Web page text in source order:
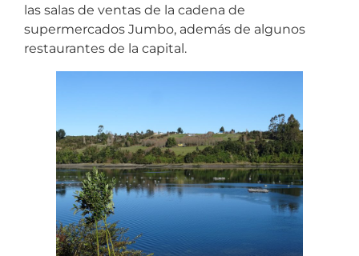
las salas de ventas de la cadena de
supermercados Jumbo, además de algunos
restaurantes de la capital.